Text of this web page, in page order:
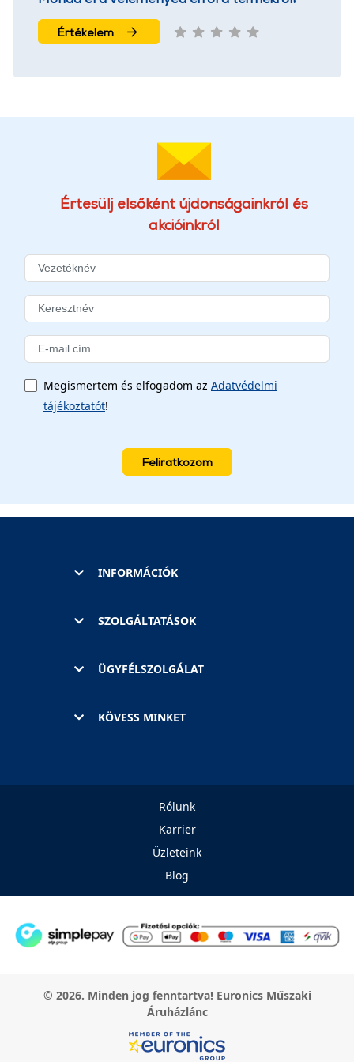
Értékelem
Értesülj elsőként újdonságainkról és
akcióinkról
Megismertem és elfogadom az Adatvédelmi
tájékoztatót!
Feliratkozom
INFORMÁCIÓK
SZOLGÁLTATÁSOK
ÜGYFÉLSZOLGÁLAT
KÖVESS MINKET
Rólunk
Karrier
Üzleteink
Blog
© 2026. Minden jog fenntartva! Euronics Műszaki
Áruházlánc